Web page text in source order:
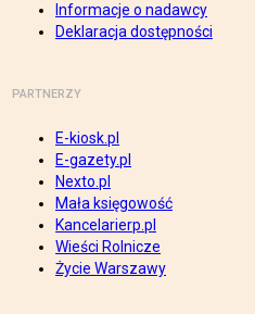
Informacje o nadawcy
Deklaracja dostępności
PARTNERZY
E-kiosk.pl
E-gazety.pl
Nexto.pl
Mała księgowość
Kancelarierp.pl
Wieści Rolnicze
Życie Warszawy